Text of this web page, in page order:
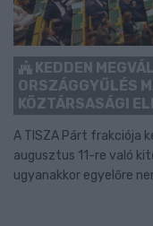
KEDDEN
ORSZÁGGYŰLÉS
KÖZTÁRSASÁGI
A TISZA Párt frakciója
augusztus 11-re való
ugyanakkor egyelőre